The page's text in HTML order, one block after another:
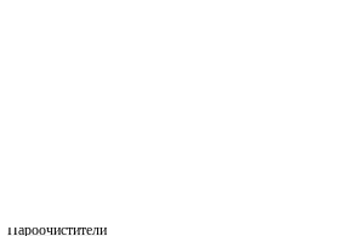
Пароочистители